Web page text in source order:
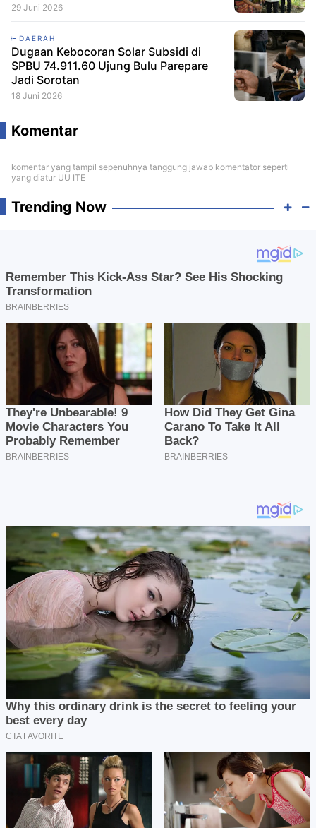
29 Juni 2026
DAERAH
Dugaan Kebocoran Solar Subsidi di
SPBU 74.911.60 Ujung Bulu Parepare
Jadi Sorotan
18 Juni 2026
Komentar
komentar yang tampil sepenuhnya tanggung jawab komentator seperti
yang diatur UU ITE
Trending Now